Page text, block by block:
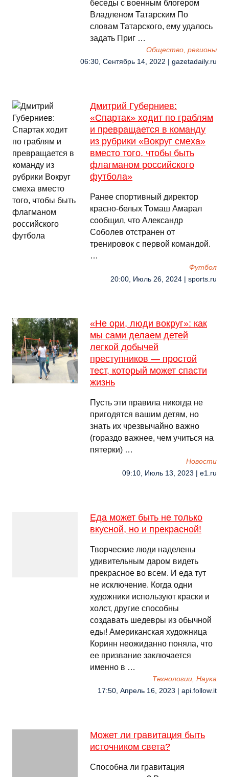
беседы с военным блогером
Владленом Татарским По
словам Татарского, ему удалось
задать Приг …
Общество, регионы
06:30, Сентябрь 14, 2022 | gazetadaily.ru
Дмитрий Губерниев:
«Спартак» ходит по граблям
и превращается в команду
из рубрики «Вокруг смеха»
вместо того, чтобы быть
флагманом российского
футбола»
Ранее спортивный директор
красно-белых Томаш Амарал
сообщил, что Александр
Соболев отстранен от
тренировок с первой командой.
…
Футбол
20:00, Июль 26, 2024 | sports.ru
«Не ори, люди вокруг»: как
мы сами делаем детей
легкой добычей
преступников — простой
тест, который может спасти
жизнь
Пусть эти правила никогда не
пригодятся вашим детям, но
знать их чрезвычайно важно
(гораздо важнее, чем учиться на
пятерки) …
Новости
09:10, Июль 13, 2023 | e1.ru
Еда может быть не только
вкусной, но и прекрасной!
Творческие люди наделены
удивительным даром видеть
прекрасное во всем. И еда тут
не исключение. Когда одни
художники используют краски и
холст, другие способны
создавать шедевры из обычной
еды! Американская художница
Коринн неожиданно поняла, что
ее призвание заключается
именно в …
Технологии, Наука
17:50, Апрель 16, 2023 | api.follow.it
Может ли гравитация быть
источником света?
Способна ли гравитация